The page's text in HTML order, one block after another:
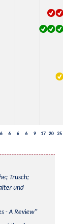
6 6 6 6 9 17 20 25
Trusch;
und
- A Review